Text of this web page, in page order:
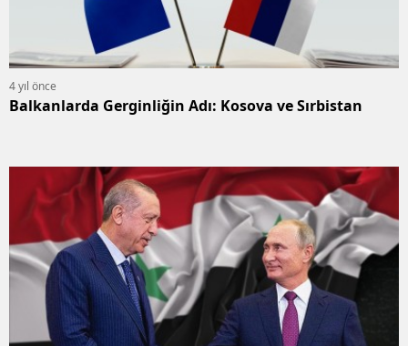
4 yıl önce
Balkanlarda Gerginliğin Adı: Kosova ve Sırbistan